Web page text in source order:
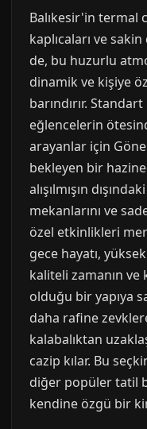
Balıkesir'in termal
kaplıcaları ve
de, bu huzurlu
dinamik ve kişiye
barındırır.
eğlencelerin
arayanlar için
bekleyen bir
alışılmışın
mekanlarını ve
özel etkinlikleri
gece hayatı,
kaliteli zamanın
olduğu bir yapıya
daha rafine
kalabalıktan
cazip kılar. Bu
diğer popüler tatil
kendine özgü bir